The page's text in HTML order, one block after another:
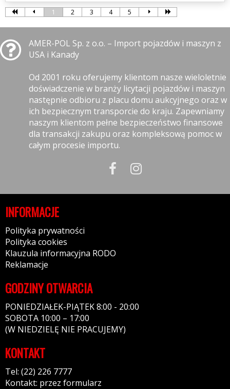
1 2 3 4 5
AMER-POL Sp. z o.o. – Import pojazdów i maszyn z
USA i Kanady
Od 2001 roku oferujemy klientom nasze wieloletnie
doświadczenie w branży licytacji pojazdów i maszyn
następnie odbioru z placu domu aukcyjnego oraz w
ich bezpiecznym transporcie do kraju. Zapewniamy
naszym klientom pełne bezpieczeństwo finansowe
dla transakcji zakupu oraz kompleksową pomoc w
całym procesie importu.
INFORMACJE
Polityka prywatności
Polityka cookies
Klauzula informacyjna RODO
Reklamacje
GODZINY OTWARCIA
PONIEDZIAŁEK-PIĄTEK 8:00 - 20:00
SOBOTA 10:00 – 17:00
(W NIEDZIELĘ NIE PRACUJEMY)
KONTAKT
Tel: (22) 226 7777
Kontakt: przez formularz